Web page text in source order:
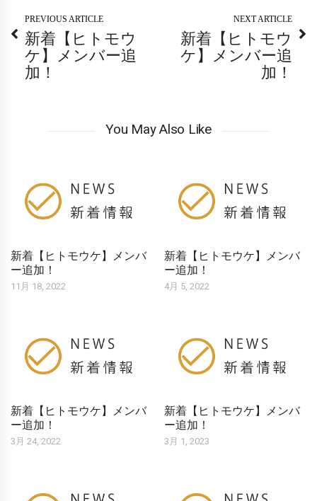
PREVIOUS ARTICLE
新着【ヒトモウ
ケ】メンバー追
加！
NEXT ARTICLE
新着【ヒトモウ
ケ】メンバー追
加！
You May Also Like
新着【ヒトモウケ】メンバ
ー追加！
11月 18, 2022
新着【ヒトモウケ】メンバ
ー追加！
4月 5, 2022
新着【ヒトモウケ】メンバ
ー追加！
3月 24, 2022
新着【ヒトモウケ】メンバ
ー追加！
3月 1, 2023